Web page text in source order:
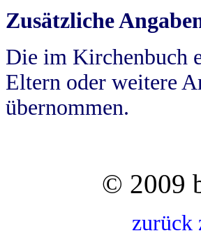
Zusätzliche
Die im Kirchenbuch
Eltern oder weitere
übernommen.
© 2009
zurück